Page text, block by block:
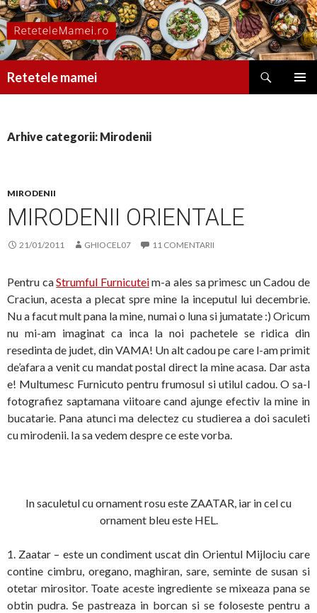
Retetele mamei
Arhive categorii: Mirodenii
MIRODENII
MIRODENII ORIENTALE
21/01/2011 GHIOCEL07 11 COMENTARII
Pentru caStrumful Furnicuteim-a ales sa primesc un Cadou de
Craciun, acesta a plecat spre mine la inceputul lui decembrie.
Nu a facut mult pana la mine, numai o luna si jumatate :) Oricum
nu mi-am imaginat ca inca la noi pachetele se ridica din
resedinta de judet, din VAMA! Un alt cadou pe care l-am primit
de’afara a venit cu mandat postal direct la mine acasa. Dar asta
e! Multumesc Furnicuto pentru frumosul si utilul cadou. O sa-l
fotografiez saptamana viitoare cand ajunge efectiv la mine in
bucatarie. Pana atunci ma delectez cu studierea a doi saculeti
cu mirodenii. Ia sa vedem despre ce este vorba.
In saculetul cu ornament rosu este ZAATAR, iar in cel cu
ornament bleu este HEL.
1. Zaatar – este un condiment uscat din Orientul Mijlociu care
contine cimbru, oregano, maghiran, sare, seminte de susan si
otetar mirositor. Toate aceste ingrediente se mixeaza pana se
obtin pudra. Se pastreaza in borcan si se foloseste pentru a